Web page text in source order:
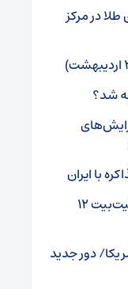
میلیارد دلار ارز و ۱۶ تن طلا در مرکز
شد؟
با ایران
ساعت هوشمند آتش گرفت/ فیت‌بیت ۱۲
دور جدید